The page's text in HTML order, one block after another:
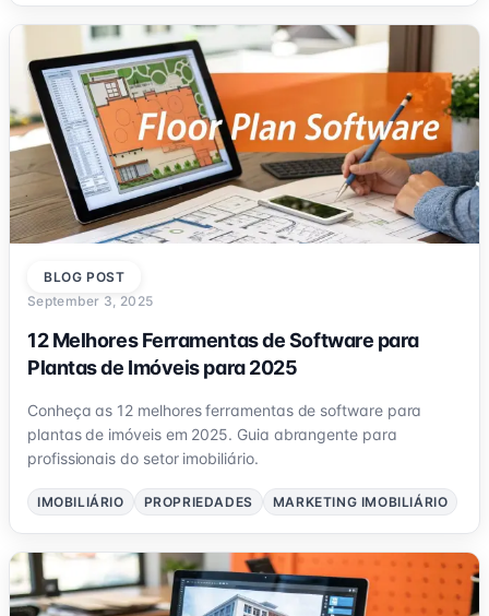
BLOG POST
September 3, 2025
12 Melhores Ferramentas de Software para
Plantas de Imóveis para 2025
Conheça as 12 melhores ferramentas de software para
plantas de imóveis em 2025. Guia abrangente para
profissionais do setor imobiliário.
IMOBILIÁRIO PROPRIEDADES MARKETING IMOBILIÁRIO